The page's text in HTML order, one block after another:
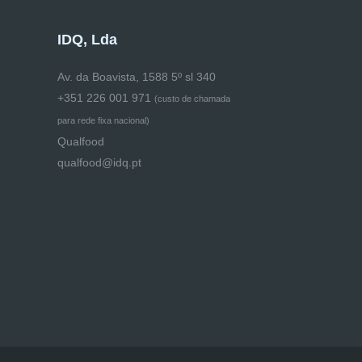
IDQ, Lda
Av. da Boavista, 1588 5º sl 340
+351 226 001 971 (custo de chamada
para rede fixa nacional)
Qualfood
qualfood@idq.pt